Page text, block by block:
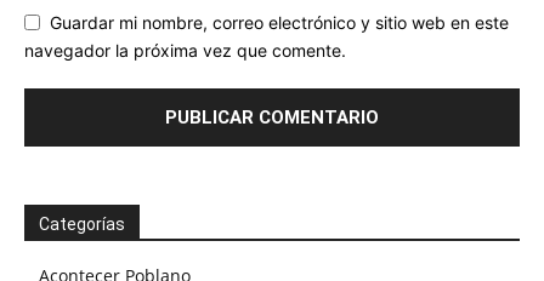
Guardar mi nombre, correo electrónico y sitio web en este
navegador la próxima vez que comente.
Categorías
Acontecer Poblano